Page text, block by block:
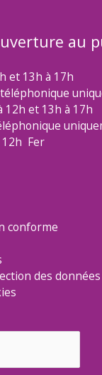
au
et 13h à 17h
12h et 13h à 17h
12h Fer
conforme
des données